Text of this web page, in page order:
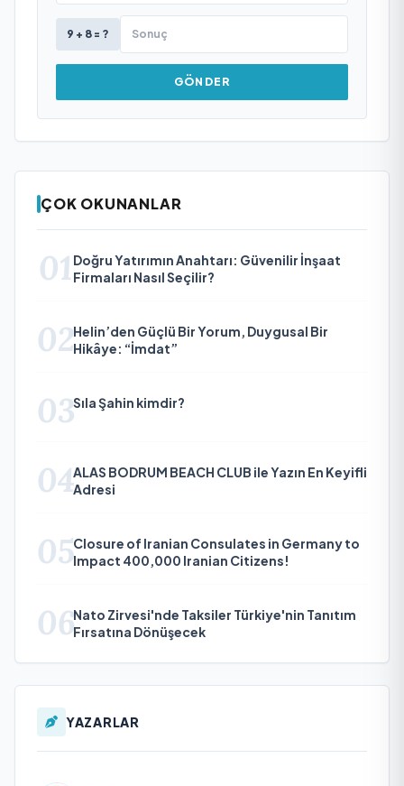
9 + 8 = ?
GÖNDER
ÇOK OKUNANLAR
01 Doğru Yatırımın Anahtarı: Güvenilir İnşaat
Firmaları Nasıl Seçilir?
02Helin’den Güçlü Bir Yorum, Duygusal Bir
Hikâye: “İmdat”
03Sıla Şahin kimdir?
04ALAS BODRUM BEACH CLUB ile Yazın En Keyifli
Adresi
05Closure of Iranian Consulates in Germany to
Impact 400,000 Iranian Citizens!
06Nato Zirvesi'nde Taksiler Türkiye'nin Tanıtım
Fırsatına Dönüşecek
YAZARLAR